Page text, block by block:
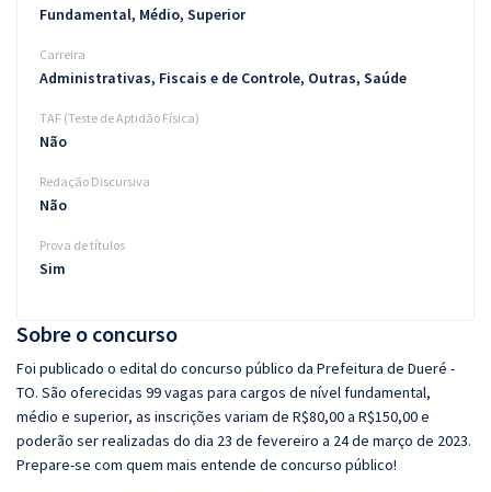
Sobre o concurso
Foi publicado o edital do concurso público da Prefeitura de Dueré -
TO. São oferecidas 99 vagas para cargos de nível fundamental,
médio e superior, as inscrições variam de R$80,00 a R$150,00 e
poderão ser realizadas do dia 23 de fevereiro a 24 de março de 2023.
Prepare-se com quem mais entende de concurso público!
Fundamental, Médio, Superior
Carreira
Administrativas, Fiscais e de Controle, Outras, Saúde
TAF (Teste de Aptidão Física)
Não
Redação Discursiva
Não
Prova de títulos
Sim